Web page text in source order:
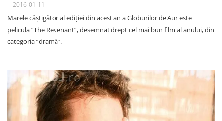
2016-01-11
Marele câștigător al ediției din acest an a Globurilor de Aur este
pelicula ”The Revenant”, desemnat drept cel mai bun film al anului, din
categoria ”dramă”.